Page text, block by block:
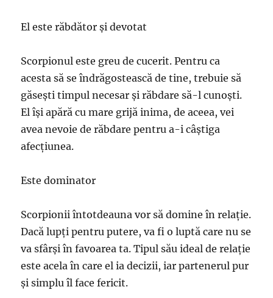
El este răbdător și devotat
Scorpionul este greu de cucerit. Pentru ca
acesta să se îndrăgostească de tine, trebuie să
găsești timpul necesar și răbdare să-l cunoști.
El își apără cu mare grijă inima, de aceea, vei
avea nevoie de răbdare pentru a-i câștiga
afecțiunea.
Este dominator
Scorpionii întotdeauna vor să domine în relație.
Dacă lupți pentru putere, va fi o luptă care nu se
va sfârși în favoarea ta. Tipul său ideal de relație
este acela în care el ia decizii, iar partenerul pur
și simplu îl face fericit.